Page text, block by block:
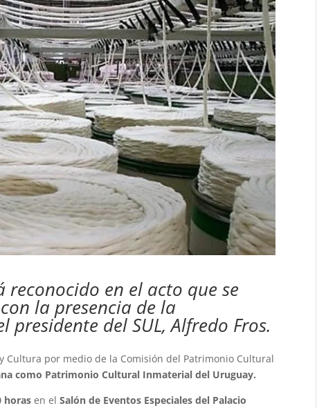
reconocido en el acto que se
la presencia de la
del SUL, Alfredo Fros.
por medio de la Comisión del Patrimonio Cultural
como Patrimonio Cultural Inmaterial del Uruguay.
horasen elSalón de Eventos Especiales del Palacio